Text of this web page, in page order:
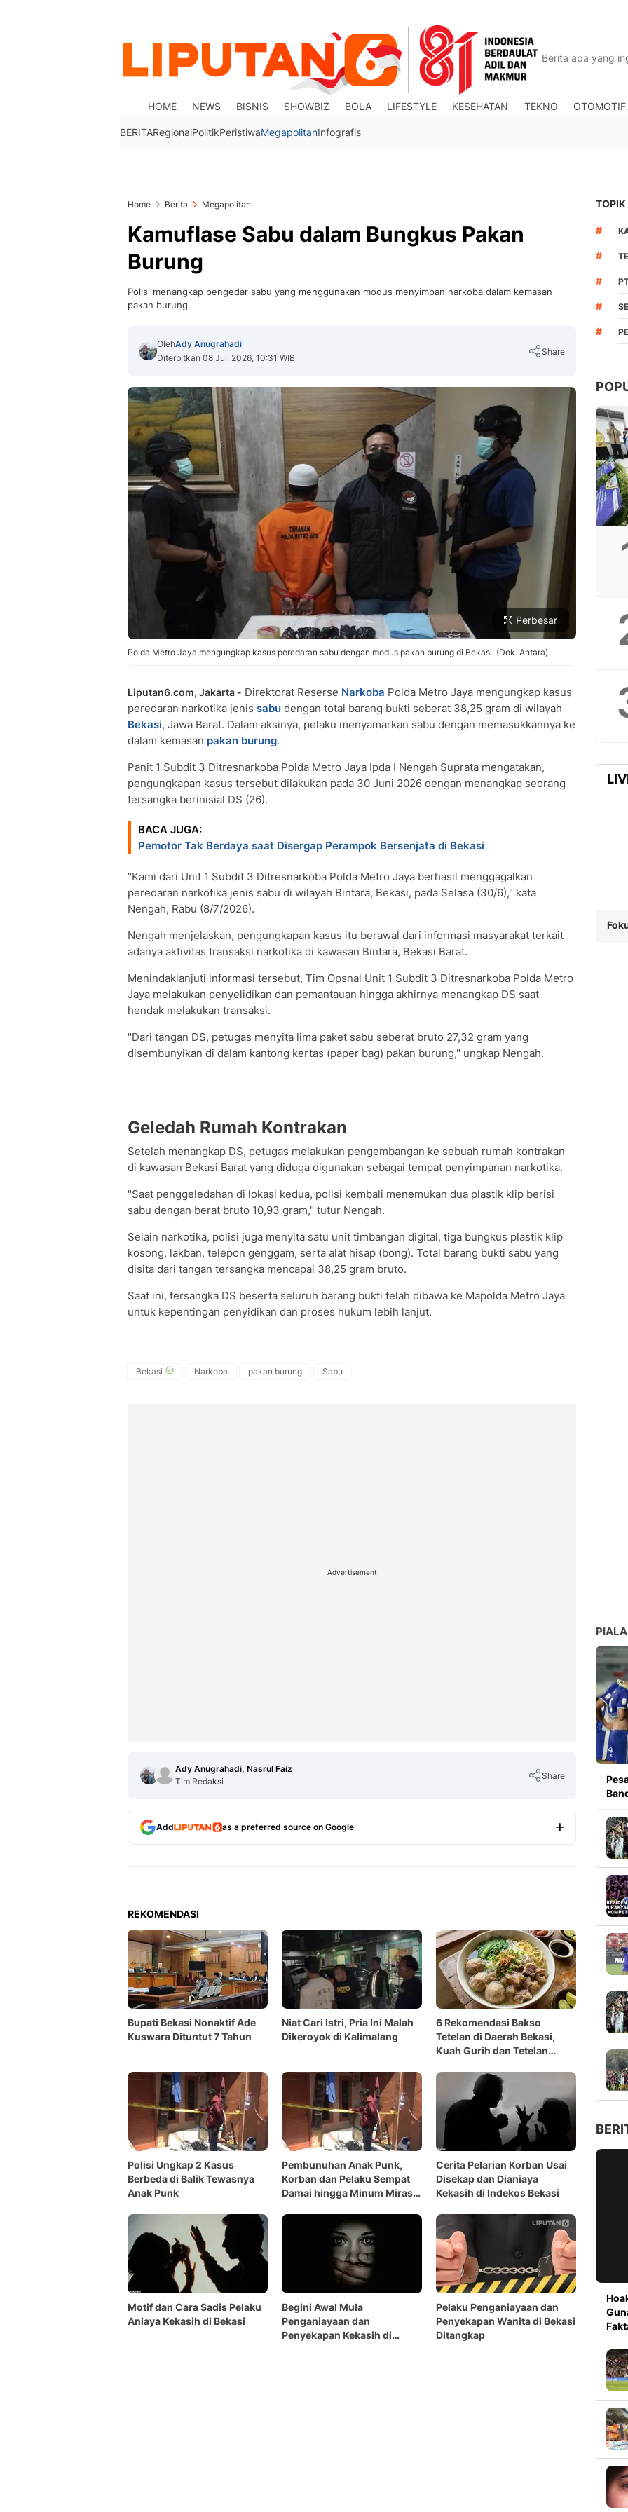
HOME NEWS BISNIS SHOWBIZ BOLA LIFESTYLE KESEHATAN TEKNO OTOMOTIF
BERITARegionalPolitikPeristiwaMegapolitanInfografis
Home Berita Megapolitan
Kamuflase Sabu dalam Bungkus Pakan
Burung
Polisi menangkap pengedar sabu yang menggunakan modus menyimpan narkoba dalam kemasan
pakan burung.
OlehAdy Anugrahadi
Diterbitkan 08 Juli 2026, 10:31 WIB
Share
Copy Link
Perbesar
Polda Metro Jaya mengungkap kasus peredaran sabu dengan modus pakan burung di Bekasi. (Dok. Antara)
Liputan6.com, Jakarta - Direktorat Reserse Narkoba Polda Metro Jaya mengungkap kasus
peredaran narkotika jenis sabu dengan total barang bukti seberat 38,25 gram di wilayah
Bekasi, Jawa Barat. Dalam aksinya, pelaku menyamarkan sabu dengan memasukkannya ke
dalam kemasan pakan burung.
Panit 1 Subdit 3 Ditresnarkoba Polda Metro Jaya Ipda I Nengah Suprata mengatakan,
pengungkapan kasus tersebut dilakukan pada 30 Juni 2026 dengan menangkap seorang
tersangka berinisial DS (26).
BACA JUGA:
Pemotor Tak Berdaya saat Disergap Perampok Bersenjata di Bekasi
"Kami dari Unit 1 Subdit 3 Ditresnarkoba Polda Metro Jaya berhasil menggagalkan
peredaran narkotika jenis sabu di wilayah Bintara, Bekasi, pada Selasa (30/6)," kata
Nengah, Rabu (8/7/2026).
Nengah menjelaskan, pengungkapan kasus itu berawal dari informasi masyarakat terkait
adanya aktivitas transaksi narkotika di kawasan Bintara, Bekasi Barat.
Menindaklanjuti informasi tersebut, Tim Opsnal Unit 1 Subdit 3 Ditresnarkoba Polda Metro
Jaya melakukan penyelidikan dan pemantauan hingga akhirnya menangkap DS saat
hendak melakukan transaksi.
"Dari tangan DS, petugas menyita lima paket sabu seberat bruto 27,32 gram yang
disembunyikan di dalam kantong kertas (paper bag) pakan burung," ungkap Nengah.
Geledah Rumah Kontrakan
Setelah menangkap DS, petugas melakukan pengembangan ke sebuah rumah kontrakan
di kawasan Bekasi Barat yang diduga digunakan sebagai tempat penyimpanan narkotika.
"Saat penggeledahan di lokasi kedua, polisi kembali menemukan dua plastik klip berisi
sabu dengan berat bruto 10,93 gram," tutur Nengah.
​Selain narkotika, polisi juga menyita satu unit timbangan digital, tiga bungkus plastik klip
kosong, lakban, telepon genggam, serta alat hisap (bong). Total barang bukti sabu yang
disita dari tangan tersangka mencapai 38,25 gram bruto.
​Saat ini, tersangka DS beserta seluruh barang bukti telah dibawa ke Mapolda Metro Jaya
untuk kepentingan penyidikan dan proses hukum lebih lanjut.
Bekasi Narkoba pakan burung Sabu
Advertisement
Ady Anugrahadi, Nasrul Faiz
Tim Redaksi
Share
Add as a preferred source on Google
REKOMENDASI
Bupati Bekasi Nonaktif Ade
Kuswara Dituntut 7 Tahun
Niat Cari Istri, Pria Ini Malah
Dikeroyok di Kalimalang
6 Rekomendasi Bakso
Tetelan di Daerah Bekasi,
Kuah Gurih dan Tetelan
Polisi Ungkap 2 Kasus
Berbeda di Balik Tewasnya
Anak Punk
Pembunuhan Anak Punk,
Korban dan Pelaku Sempat
Damai hingga Minum Miras
Cerita Pelarian Korban Usai
Disekap dan Dianiaya
Kekasih di Indekos Bekasi
Motif dan Cara Sadis Pelaku
Aniaya Kekasih di Bekasi
Begini Awal Mula
Penganiayaan dan
Penyekapan Kekasih di
Pelaku Penganiayaan dan
Penyekapan Wanita di Bekasi
Ditangkap
TOPIK
#
#
#
#
#